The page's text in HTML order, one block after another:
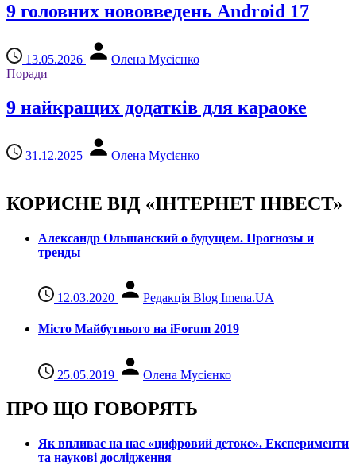
9 головних нововведень Android 17
13.05.2026
Олена Мусієнко
Поради
9 найкращих додатків для караоке
31.12.2025 Олена Мусієнко
КОРИСНЕ ВІД «ІНТЕРНЕТ ІНВЕСТ»
Александр Ольшанский о будущем. Прогнозы и
тренды
12.03.2020 Редакція Blog Imena.UA
Місто Майбутнього на iForum 2019
25.05.2019 Олена Мусієнко
ПРО ЩО ГОВОРЯТЬ
Як впливає на нас «цифровий детокс». Експерименти
та наукові дослідження